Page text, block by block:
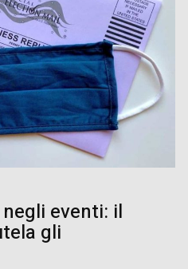
eventi: il
gli